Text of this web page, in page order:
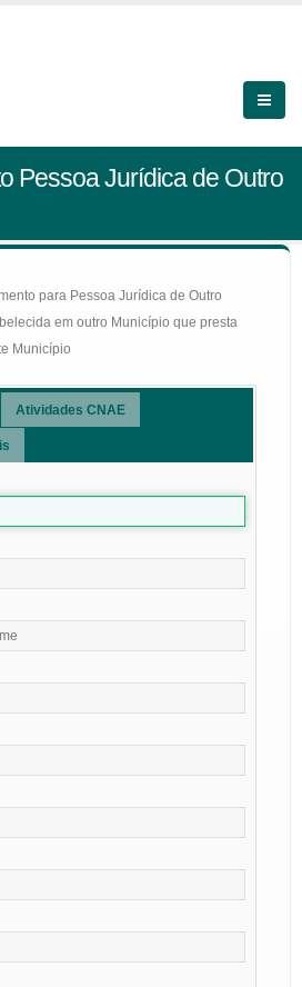
Pessoa Jurídica de Outro
para Pessoa Jurídica de Outro
em outro Município que presta
Município
Atividades CNAE